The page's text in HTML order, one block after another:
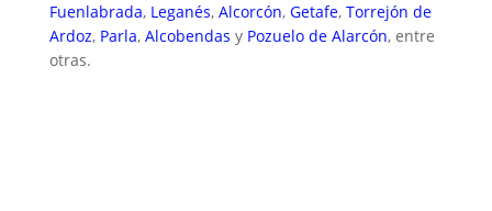
Fuenlabrada, Leganés, Alcorcón, Getafe, Torrejón de
Ardoz, Parla, Alcobendas y Pozuelo de Alarcón, entre
otras.